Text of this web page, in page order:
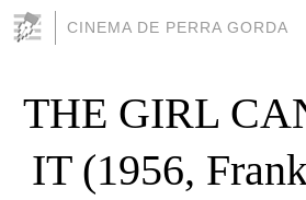
CINEMA DE PERRA GORDA
THE GIRL
IT (1956,